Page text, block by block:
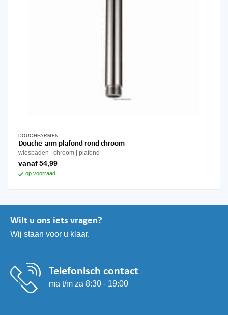
DOUCHEARMEN
Douche-arm plafond rond chroom
wiesbaden chroom plafond
vanaf 54,99
op voorraad
Dit
product
meerdere
gekozen
worden
productpagina
Wilt u ons iets vragen?
Wij staan voor u klaar.
Telefonisch contact
ma t/m za 8:30 - 19:00